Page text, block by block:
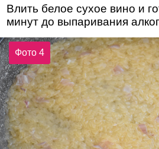
Влить белое сухое вино и
минут до выпаривания
Фото 4